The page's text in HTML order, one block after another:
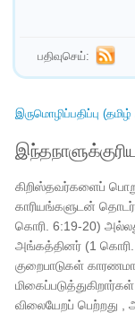
பதிவுசெய்:
இருமொழிப்பதிப்பு
கிறிஸ்தவர்களைப்
காரியங்களுடன்
கொரி. 6:19-20)
அங்கத்தினர் (1
குறைபாடுகள்
விலையேறப் பெற்றது ,